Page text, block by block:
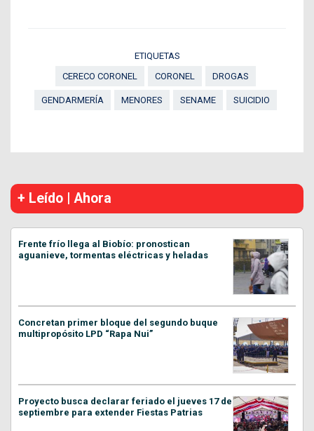
ETIQUETAS
CERECO CORONEL
CORONEL DROGAS
GENDARMERÍA MENORES SENAME SUICIDIO
+ Leído | Ahora
Frente frío llega al Biobío: pronostican
aguanieve, tormentas eléctricas y heladas
Concretan primer bloque del segundo buque
multipropósito LPD “Rapa Nui”
Proyecto busca declarar feriado el jueves 17 de
septiembre para extender Fiestas Patrias